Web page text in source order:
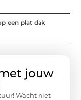
een plat dak
jouw
Wacht niet